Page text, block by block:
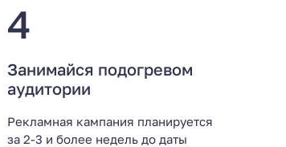
4
Занимайся подогревом
аудитории
Рекламная кампания планируется
за 2-3 и более недель до даты